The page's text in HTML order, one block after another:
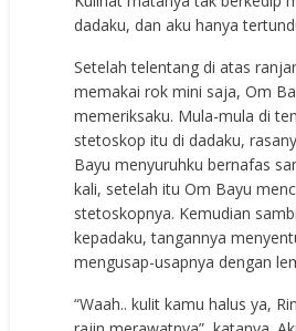
dadaku, dan aku hanya
Setelah telentang di atas
memakai rok mini saja, Om
memeriksaku. Mula-mula di
stetoskop itu di dadaku,
Bayu menyuruhku bernafas
kali, setelah itu Om Bayu
stetoskopnya. Kemudian
kepadaku, tangannya
mengusap-usapnya dengan
“Waah.. kulit kamu halus ya,